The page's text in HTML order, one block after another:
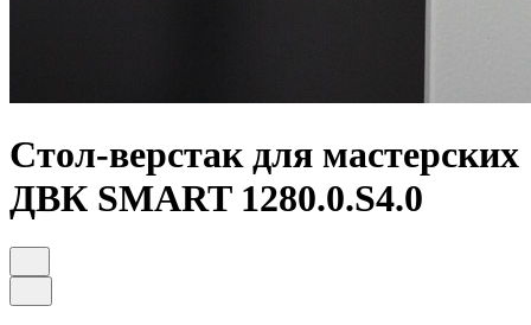
Стол-верстак для мастерских
ДВК SMART 1280.0.S4.0